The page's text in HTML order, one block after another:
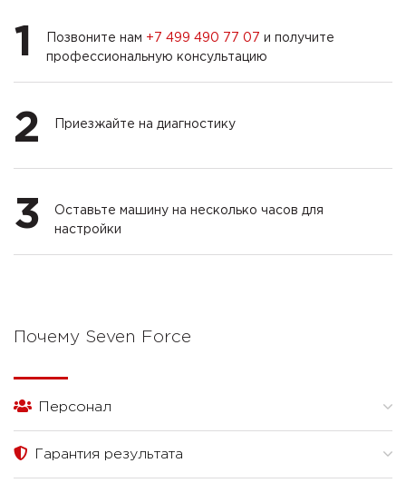
1 Позвоните нам +7 499 490 77 07 и получите
профессиональную консультацию
2 Приезжайте на диагностику
3
Оставьте машину на несколько часов для
настройки
Почему Seven Force
Персонал
Гарантия результата